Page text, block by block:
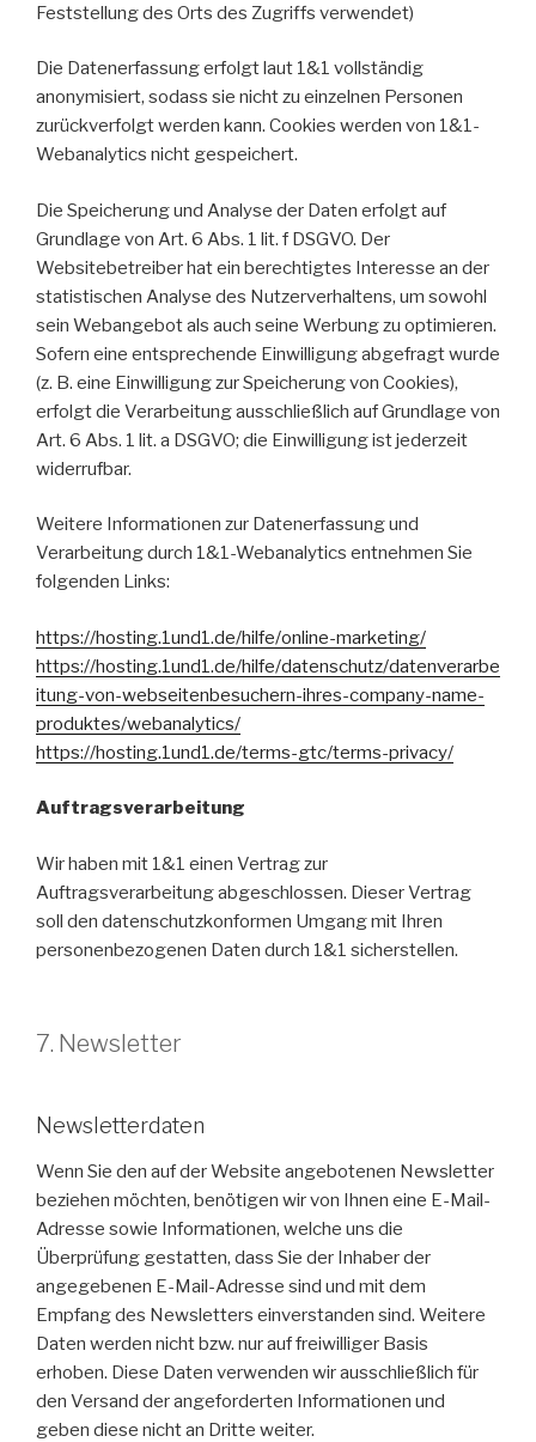
Feststellung des Orts des Zugriffs verwendet)
Die Datenerfassung erfolgt laut 1&1 vollständig
anonymisiert, sodass sie nicht zu einzelnen Personen
zurückverfolgt werden kann. Cookies werden von 1&1-
Webanalytics nicht gespeichert.
Die Speicherung und Analyse der Daten erfolgt auf
Grundlage von Art. 6 Abs. 1 lit. f DSGVO. Der
Websitebetreiber hat ein berechtigtes Interesse an der
statistischen Analyse des Nutzerverhaltens, um sowohl
sein Webangebot als auch seine Werbung zu optimieren.
Sofern eine entsprechende Einwilligung abgefragt wurde
(z. B. eine Einwilligung zur Speicherung von Cookies),
erfolgt die Verarbeitung ausschließlich auf Grundlage von
Art. 6 Abs. 1 lit. a DSGVO; die Einwilligung ist jederzeit
widerrufbar.
Weitere Informationen zur Datenerfassung und
Verarbeitung durch 1&1-Webanalytics entnehmen Sie
folgenden Links:
https://hosting.1und1.de/hilfe/online-marketing/
https://hosting.1und1.de/hilfe/datenschutz/datenverarbe
itung-von-webseitenbesuchern-ihres-company-name-
produktes/webanalytics/
https://hosting.1und1.de/terms-gtc/terms-privacy/
Auftragsverarbeitung
Wir haben mit 1&1 einen Vertrag zur
Auftragsverarbeitung abgeschlossen. Dieser Vertrag
soll den datenschutzkonformen Umgang mit Ihren
personenbezogenen Daten durch 1&1 sicherstellen.
7. Newsletter
Newsletterdaten
Wenn Sie den auf der Website angebotenen Newsletter
beziehen möchten, benötigen wir von Ihnen eine E-Mail-
Adresse sowie Informationen, welche uns die
Überprüfung gestatten, dass Sie der Inhaber der
angegebenen E-Mail-Adresse sind und mit dem
Empfang des Newsletters einverstanden sind. Weitere
Daten werden nicht bzw. nur auf freiwilliger Basis
erhoben. Diese Daten verwenden wir ausschließlich für
den Versand der angeforderten Informationen und
geben diese nicht an Dritte weiter.